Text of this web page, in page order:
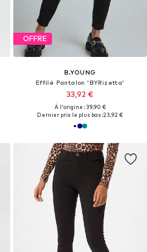
OFFRE
B.YOUNG
Effilé Pantalon 'BYRizetta'
33,92 €
À l'origine : 39,90 €
Dernier prix le plus bas :23,92 €